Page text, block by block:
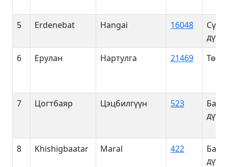
5 Erdenebat Hangai 16048
6
Ерулан Нартулга 21469 Төв
7 Цогтбаяр Цэцбилгүүн 523
8 Khishigbaatar Maral 422